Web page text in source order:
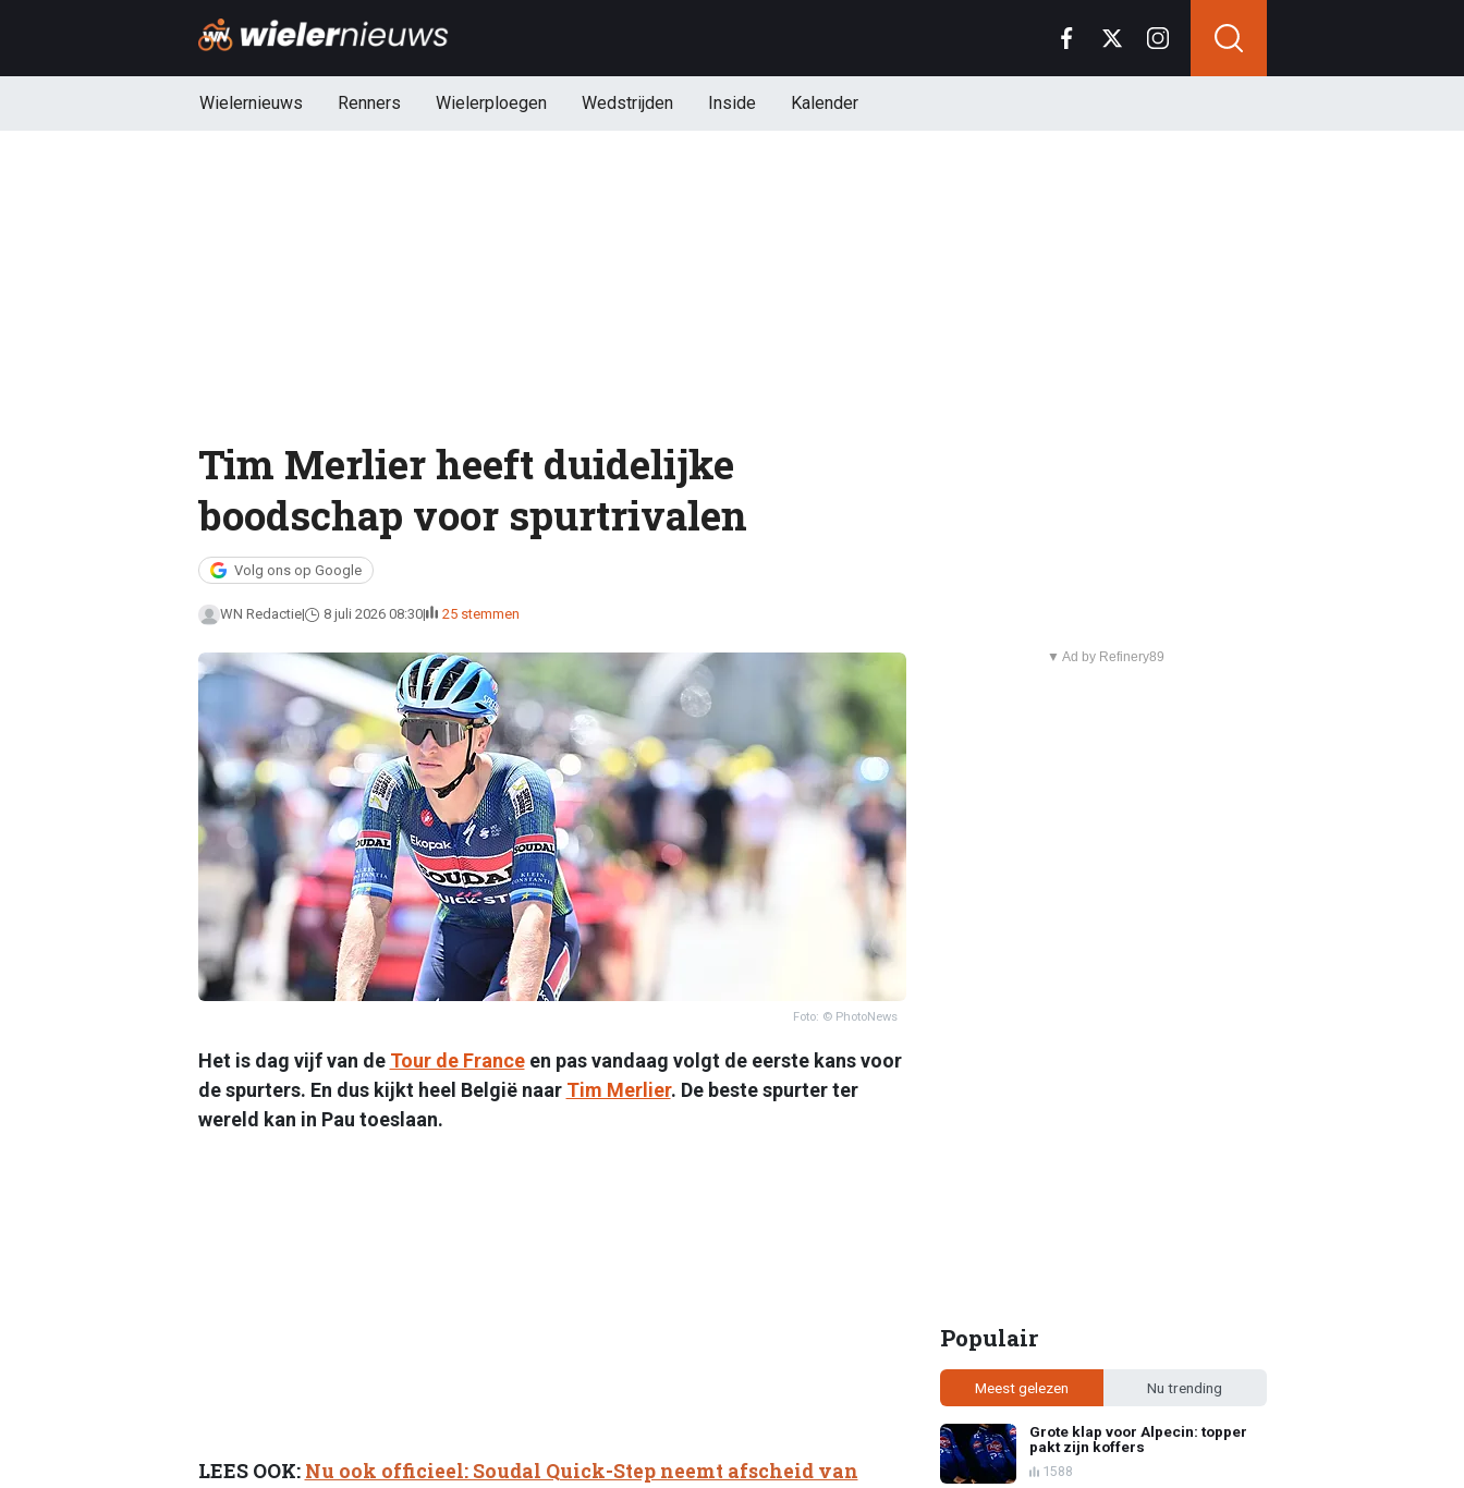
Wielernieuws Renners Wielerploegen Wedstrijden Inside Kalender
Tim Merlier heeft duidelijke
boodschap voor spurtrivalen
Volg ons op Google
WN Redactie 8 juli 2026 08:30 25 stemmen
Foto: © PhotoNews
Het is dag vijf van de Tour de Franceen pas vandaag volgt de eerste kans voor
de spurters. En dus kijkt heel België naar Tim Merlier. De beste spurter ter
wereld kan in Pau toeslaan.
LEES OOK: Nu ook officieel: Soudal Quick-Step neemt afscheid van
▼ Ad by Refinery89
Populair
Meest gelezen Nu trending
Grote klap voor Alpecin: topper
pakt zijn koffers
1588